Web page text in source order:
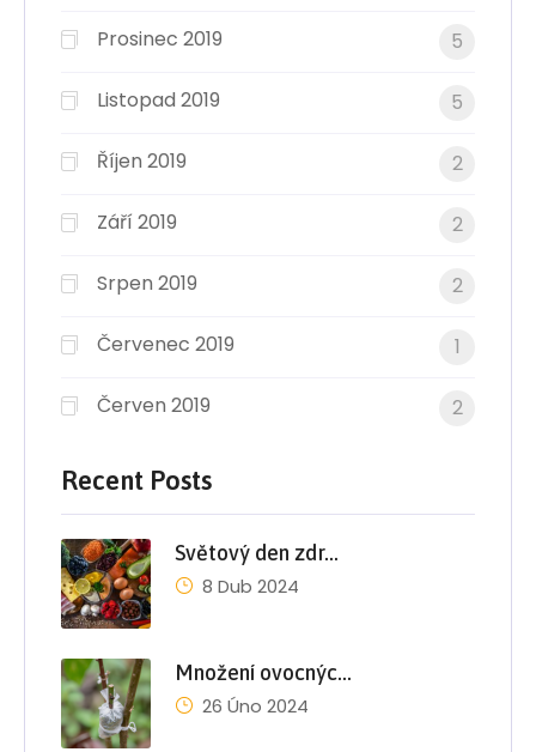
Prosinec 2019 5
Listopad 2019 5
Říjen 2019 2
Září 2019 2
Srpen 2019 2
Červenec 2019 1
Červen 2019 2
Recent Posts
Světový den zdr…
8 Dub 2024
Množení ovocnýc…
26 Úno 2024